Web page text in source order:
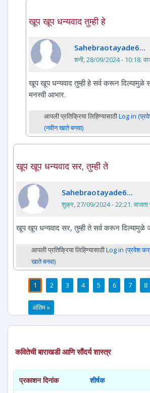
खूप खूप धन्यवाद तुम्ही हे
Sahebraotayade6...
शनी, 28/09/2024 - 10:18.
खूप खूप धन्यवाद तुम्ही हे सर्व करून दिल्यामुळे
मनस्वी आभार.
आपली प्रतिक्रिया लिहिण्यासाठीLog in
(नवीन खाते बनवा)
खूप खूप धन्यवाद सर, तुम्ही ते
Sahebraotayade6...
शुक्र, 27/09/2024 - 22:21.
खूप खूप धन्यवाद सर, तुम्ही ते सर्व करून
आपली प्रतिक्रिया लिहिण्यासाठीLog in (प्रवेश
खाते बनवा)
पाने 1 2 3 4 5 6 7 8
अंतिम »
कवितेची बाराखडी आणि सौंदर्य शास्त्र
प्रकाशन दिनांक शीर्षक